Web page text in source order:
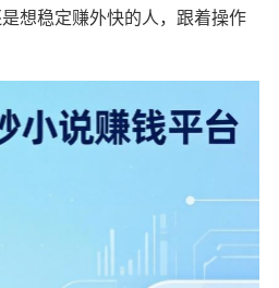
想稳定赚外快的人，跟着操作